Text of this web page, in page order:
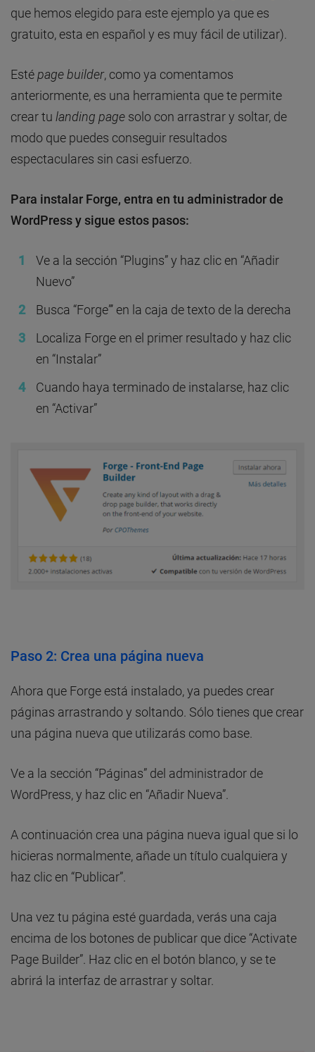
que hemos elegido para este ejemplo ya que es
gratuito, esta en español y es muy fácil de utilizar).
Estépage builder, como ya comentamos
anteriormente, es una herramienta que te permite
crear tu landing page solo con arrastrar y soltar, de
modo que puedes conseguir resultados
espectaculares sin casi esfuerzo.
Para instalar Forge, entra en tu administrador de
WordPress y sigue estos pasos:
Ve a la sección “Plugins” y haz clic en “Añadir
Nuevo”
Busca “Forge”’ en la caja de texto de la derecha
Localiza Forge en el primer resultado y haz clic
en “Instalar”
Cuando haya terminado de instalarse, haz clic
en “Activar”
Paso 2: Crea una página nueva
Ahora que Forge está instalado, ya puedes crear
páginas arrastrando y soltando. Sólo tienes que crear
una página nueva que utilizarás como base.
Ve a la sección “Páginas” del administrador de
WordPress, y haz clic en “Añadir Nueva”.
A continuación crea una página nueva igual que si lo
hicieras normalmente, añade un título cualquiera y
haz clic en “Publicar”.
Una vez tu página esté guardada, verás una caja
encima de los botones de publicar que dice “Activate
Page Builder”. Haz clic en el botón blanco, y se te
abrirá la interfaz de arrastrar y soltar.